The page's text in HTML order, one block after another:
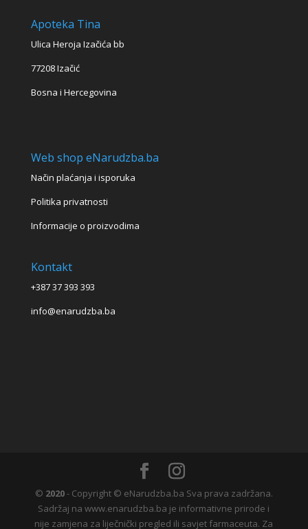
Apoteka Tina
Ulica Heroja Izačića bb
77208 Izačić
Bosna i Hercegovina
Web shop eNarudzba.ba
Način plaćanja i isporuka
Politika privatnosti
Informacije o proizvodima
Kontakt
+387 37 393 393
info@enarudzba.ba
© 2020- Copyright © eNarudzba.ba Sva prava zadržana.
Sadržaj na www.enarudzba.ba je informativne prirode i
nije zamjena za liječnički pregled ili savjet farmaceuta. Za